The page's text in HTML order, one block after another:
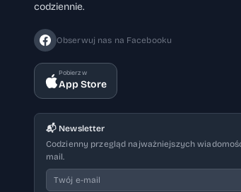
codziennie.
Obserwuj nas na Facebooku
Pobierz w
App Store
📬 Newsletter
Codzienny przegląd najważniejszych
mail.